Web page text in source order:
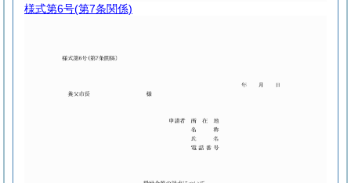
様式第6号(第7条関係)